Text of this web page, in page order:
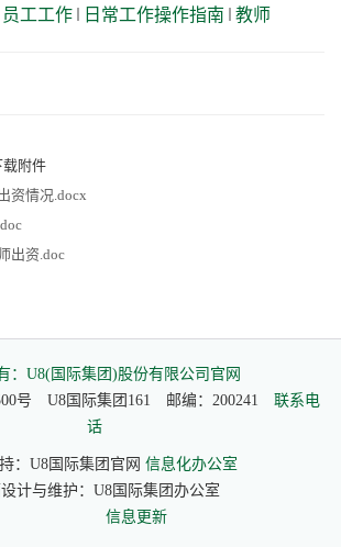
员工工作 日常工作操作指南 教师
载附件
资情况.docx
出资.doc
：U8(国际集团)股份有限公司官网
号 U8国际集团161 邮编：200241 联系电
话
：U8国际集团官网 信息化办公室
计与维护：U8国际集团办公室
信息更新